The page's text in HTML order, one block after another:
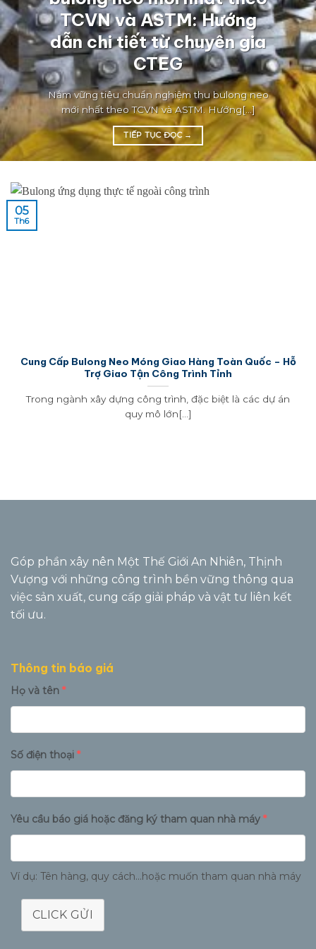
TCVN và ASTM: Hướng
dẫn chi tiết từ chuyên gia
CTEG
Nắm vững tiêu chuẩn nghiệm thu bulong neo
mới nhất theo TCVN và ASTM. Hướng[...]
TIẾP TỤC ĐỌC →
Cung Cấp Bulong Neo Móng Giao Hàng Toàn Quốc – Hỗ
Trợ Giao Tận Công Trình Tỉnh
Trong ngành xây dựng công trình, đặc biệt là các dự án
quy mô lớn[...]
05
Th6
Góp phần xây nên Một Thế Giới An Nhiên, Thịnh
Vượng với những công trình bền vững thông qua
việc sản xuất, cung cấp giải pháp và vật tư liên kết
tối ưu.
Thông tin báo giá
Họ và tên *
Số điện thoại *
Yêu cầu báo giá hoặc đăng ký tham quan nhà máy *
Ví dụ: Tên hàng, quy cách...hoặc muốn tham quan nhà máy
CLICK GỬI